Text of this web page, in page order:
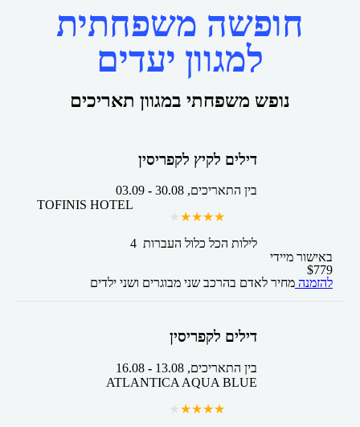
חופשה משפחתית
למגוון יעדים
נופש משפחתי במגוון תאריכים
דילים לקיץ לקפריסין
בין התאריכים, -
03.09
TOFINIS HOTEL
4 לילות הכל כלול העברות
באישור מיידי
$779
להזמנה מחיר לאדם בהרכב שני מבוגרים ושני ילדים
דילים לקפריסין
בין התאריכים, -
16.08
ATLANTICA AQUA BLUE